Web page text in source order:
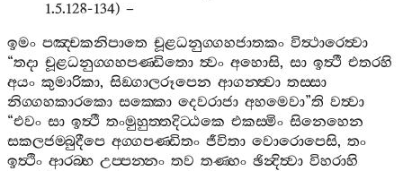
1.5.128-134) –
ඉමං පඤ‍්චකනිපාතෙ චූළධනුග‍්ගහජාතකං විත්‍ථාරෙත්‍වා
“තදා චූළධනුග‍්ගහපණ‍්ඩිතො ත්‍වං අහොසි, සා ඉත්‍ථී එතරහි
අයං කුමාරිකා, සිඞ‍්ගාලරූපෙන ආගන‍්ත්‍වා තස‍්සා
නිග‍්ගහකාරකො සක‍්කො දෙවරාජා අහමෙවා”ති වත්‍වා
“එවං සා ඉත්‍ථී තංමුහුත‍්තදිට‍්ඨකෙ එකස‍්මිං සිනෙහෙන
සකලජම‍්බුදීපෙ අග‍්ගපණ‍්ඩිතං ජීවිතා වොරොපෙසි, තං
ඉත්‍ථිං ආරබ‍්භ උප‍්පන‍්නං තව තණ‍්හං ඡින්‍දිත්‍වා විහරාහි